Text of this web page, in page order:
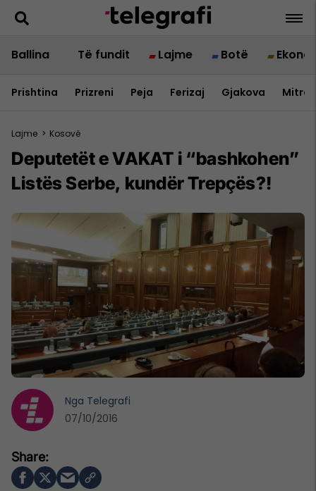
Ballina Të fundit Lajme Botë
Prishtina Prizreni Peja Ferizaj Gjakova
Lajme > Kosovë
Deputetët e VAKAT i “bashkohen”
Listës Serbe, kundër Trepçës?!
Nga Telegrafi
07/10/2016